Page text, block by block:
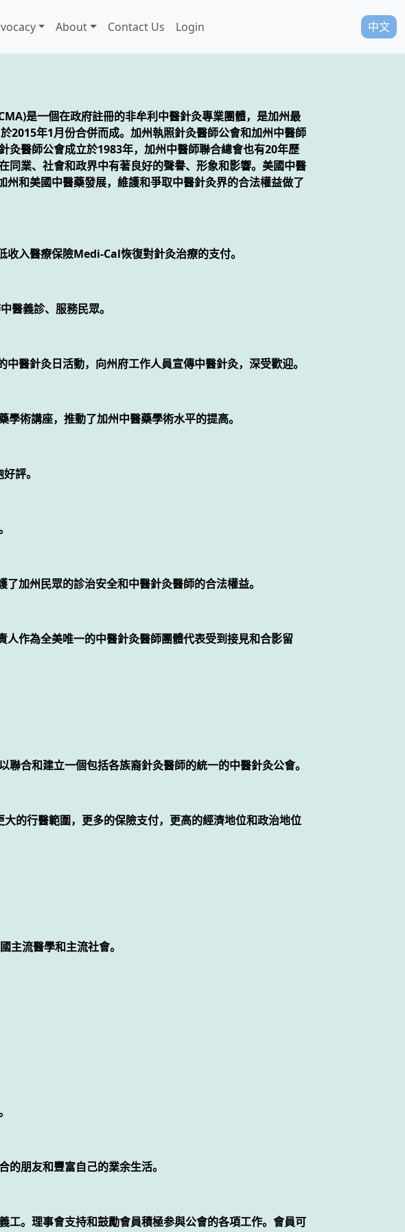
About Contact Us Login 中文
是一個在政府註冊的非牟利中醫針灸專業團體，是加州最
2015年1月份合併而成。加州執照針灸醫師公會和加州中醫師
灸醫師公會成立於1983年，加州中醫師聯合總會也有20年歷
同業、社會和政界中有著良好的聲譽、形象和影響。美國中醫
和美國中醫藥發展，維護和爭取中醫針灸界的合法權益做了
入醫療保險Medi-Cal恢復對針灸治療的支付。
醫義診、服務民眾。
醫針灸日活動，向州府工作人員宣傳中醫針灸，深受歡迎。
術講座，推動了加州中醫藥學術水平的提高。
評。
加州民眾的診治安全和中醫針灸醫師的合法權益。
作為全美唯一的中醫針灸醫師團體代表受到接見和合影留
合和建立一個包括各族裔針灸醫師的統一的中醫針灸公會。
的行醫範圍，更多的保險支付，更高的經濟地位和政治地位
主流醫學和主流社會。
朋友和豐富自己的業余生活。
。理事會支持和鼓勵會員積極参與公會的各項工作。會員可